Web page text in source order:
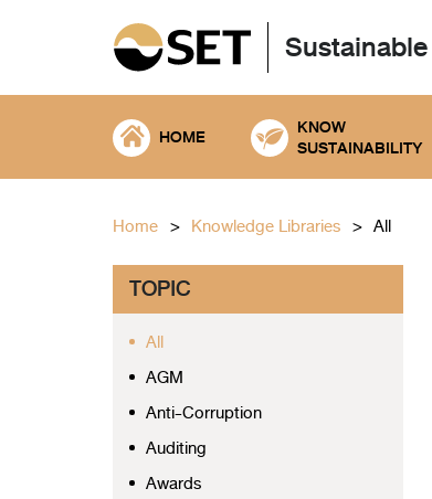
HOME
KNOW
SUSTAINABILITY
Home Knowledge Libraries All
TOPIC
All
AGM
Anti-Corruption
Auditing
Awards